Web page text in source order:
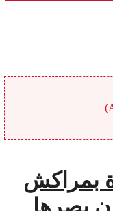
بمراكش